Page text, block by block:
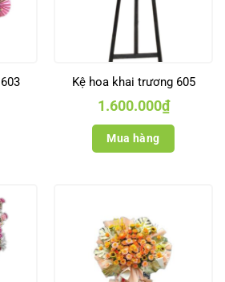
Kệ hoa khai trương 605
1.600.000₫
Mua hàng